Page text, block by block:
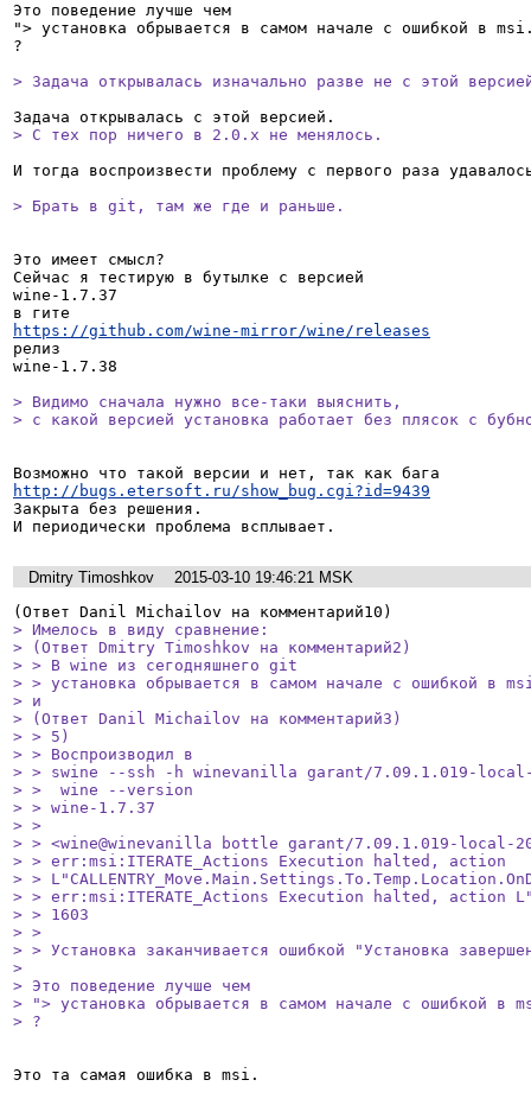
Это поведение лучше чем
"> установка обрывается в самом начале с ошибкой в
?
> Задача открывалась изначально разве не с этой
> С тех пор ничего в 2.0.x не менялось.
И тогда воспроизвести проблему с первого раза
> Брать в git, там же где и раньше.
Это имеет смысл?
Сейчас я тестирую в бутылке с версией
wine-1.7.37
https://github.com/wine-mirror/wine/releases
релиз
wine-1.7.38
> Видимо сначала нужно все-таки выяснить,
> с какой версией установка работает без плясок с
http://bugs.etersoft.ru/show_bug.cgi?id=9439
Закрыта без решения.
И периодически проблема всплывает.
Dmitry Timoshkov
2015-03-10 19:46:21 MSK
> Имелось в виду сравнение:
> (Ответ Dmitry Timoshkov на комментарий2)
> > В wine из сегодняшнего git
> > установка обрывается в самом начале с ошибкой в
> и
> (Ответ Danil Michailov на комментарий3)
> > 5)
> > Воспроизводил в
> > swine --ssh -h winevanilla garant/7.09.1.019-local-
> >  wine --version
> > wine-1.7.37
> >
> > <wine@winevanilla bottle garant/7.09.1.019-local-
> > err:msi:ITERATE_Actions Execution halted, action
> >
> > err:msi:ITERATE_Actions Execution halted, action
> > 1603
> >
> > Установка заканчивается ошибкой "Установка
>
> Это поведение лучше чем
> "> установка обрывается в самом начале с ошибкой в
> ?
Это та самая ошибка в msi.